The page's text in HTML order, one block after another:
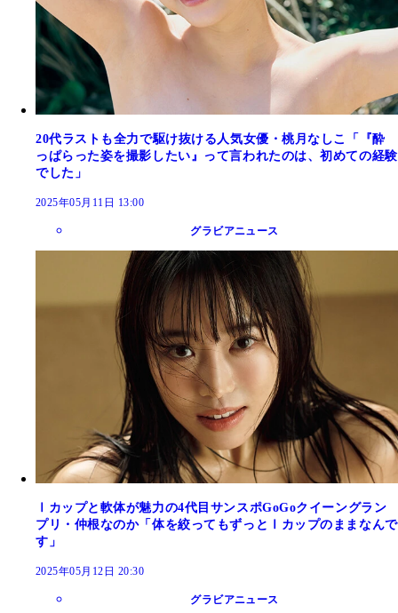
20代ラストも全力で駆け抜ける人気女優・桃月なしこ「『酔
っぱらった姿を撮影したい』って言われたのは、初めての経験
でした」
2025年05月11日 13:00
グラビアニュース
Ⅰカップと軟体が魅力の4代目サンスポGoGoクイーングラン
プリ・仲根なのか「体を絞ってもずっとⅠカップのままなんで
す」
2025年05月12日 20:30
グラビアニュース